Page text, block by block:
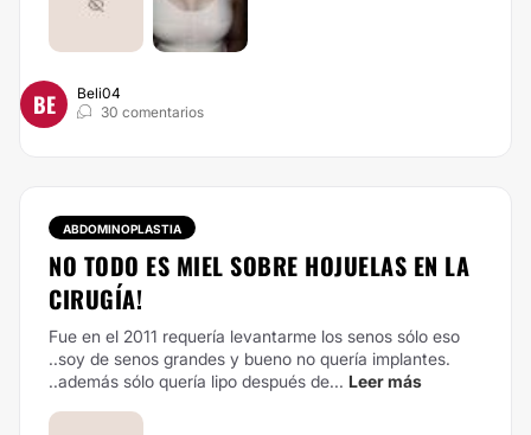
BE
Beli04
30 comentarios
ABDOMINOPLASTIA
NO TODO ES MIEL SOBRE HOJUELAS EN LA
CIRUGÍA!
Fue en el 2011 requería levantarme los senos sólo eso
..soy de senos grandes y bueno no quería implantes.
..además sólo quería lipo después de... Leer más